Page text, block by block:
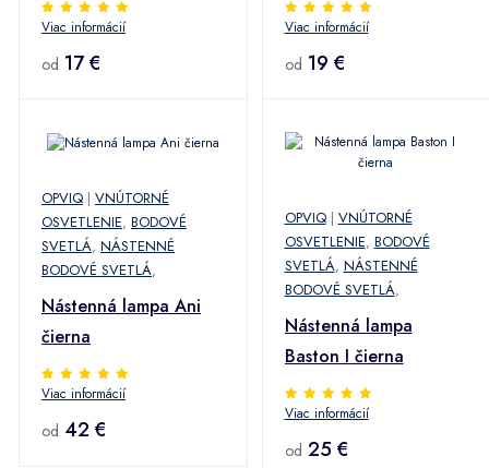
Viac informácií
od 17 €
Viac informácií
od 19 €
OPVIQ | VNÚTORNÉ
OSVETLENIE, BODOVÉ
SVETLÁ, NÁSTENNÉ
BODOVÉ SVETLÁ,
Nástenná lampa Ani
čierna
Viac informácií
od 42 €
OPVIQ| VNÚTORNÉ
OSVETLENIE, BODOVÉ
SVETLÁ, NÁSTENNÉ
BODOVÉ SVETLÁ,
Nástenná lampa
Baston I čierna
Viac informácií
od 25 €